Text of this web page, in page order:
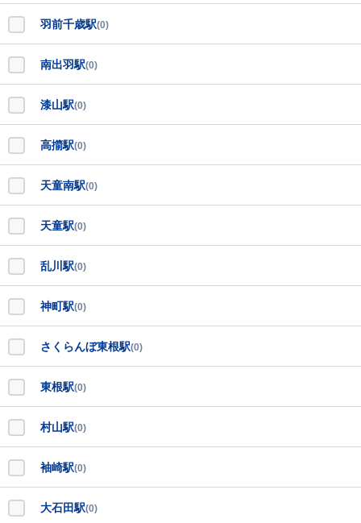
羽前千歳駅(0)
南出羽駅(0)
漆山駅(0)
高擶駅(0)
天童南駅(0)
天童駅(0)
乱川駅(0)
神町駅(0)
さくらんぼ東根駅(0)
東根駅(0)
村山駅(0)
袖崎駅(0)
大石田駅(0)